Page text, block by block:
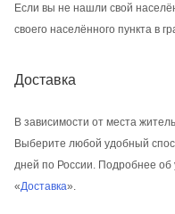
Если вы не нашли свой
своего населённого пункта в
Доставка
В зависимости от места
Выберите любой удобный
дней по России. Подробнее об
«Доставка».